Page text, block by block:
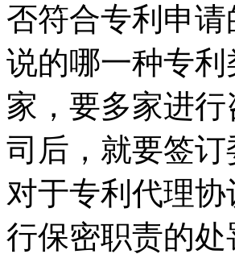
否符合专利申
说的哪一种专
家，要多家进
司后，就要签
对于专利代理
行保密职责的处